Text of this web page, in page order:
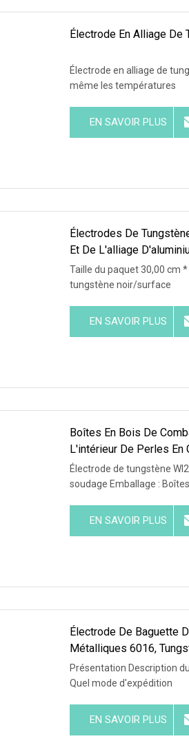
Électrode En Alliage De
Électrode en alliage de
même les températures
EN SAVOIR PLUS
Électrodes De
Et De L'alliage
Taille du paquet 30,00 cm
tungstène noir/surface
EN SAVOIR PLUS
Boîtes En Bois De
L'intérieur De Perles En
Électrode de tungstène
soudage Emballage :
EN SAVOIR PLUS
Électrode De Baguette
Métalliques 6016,
Présentation Description
Quel mode d'expédition
EN SAVOIR PLUS